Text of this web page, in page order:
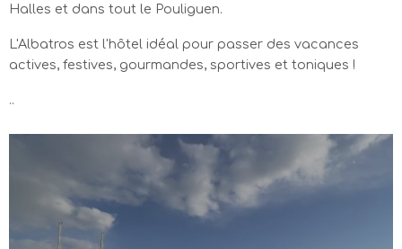
Halles et dans tout le Pouliguen.
L'Albatros est l'hôtel idéal pour passer des vacances
actives, festives, gourmandes, sportives et toniques !
..